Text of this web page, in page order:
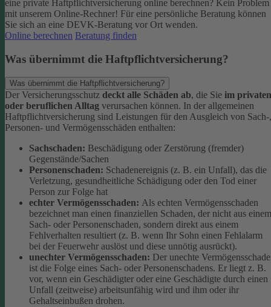
eine private Haftpflichtversicherung online berechnen? Kein Problem
mit unserem Online-Rechner! Für eine persönliche Beratung können
Sie sich an eine DEVK-Beratung vor Ort wenden.
Online berechnen Beratung finden
Was übernimmt die Haftpflichtversicherung?
Was übernimmt die Haftpflichtversicherung?
Der Versicherungsschutz deckt alle Schäden ab, die Sie im privaten
oder beruflichen Alltag verursachen können. In der allgemeinen
Haftpflichtversicherung sind Leistungen für den Ausgleich von Sach-,
Personen- und Vermögensschäden enthalten:
Sachschaden: Beschädigung oder Zerstörung (fremder)
Gegenstände/Sachen
Personenschaden: Schadenereignis (z. B. ein Unfall), das die
Verletzung, gesundheitliche Schädigung oder den Tod einer
Person zur Folge hat
echter Vermögensschaden: Als echten Vermögensschaden
bezeichnet man einen finanziellen Schaden, der nicht aus einem
Sach- oder Personenschaden, sondern direkt aus einem
Fehlverhalten resultiert (z. B. wenn Ihr Sohn einen Fehlalarm
bei der Feuerwehr auslöst und diese unnötig ausrückt).
unechter Vermögensschaden: Der unechte
ist die Folge eines Sach- oder Personenschadens. Er liegt z. B.
vor, wenn ein Geschädigter oder eine Geschädigte durch einen
Unfall (zeitweise) arbeitsunfähig wird und ihm oder ihr
Gehaltseinbußen drohen.